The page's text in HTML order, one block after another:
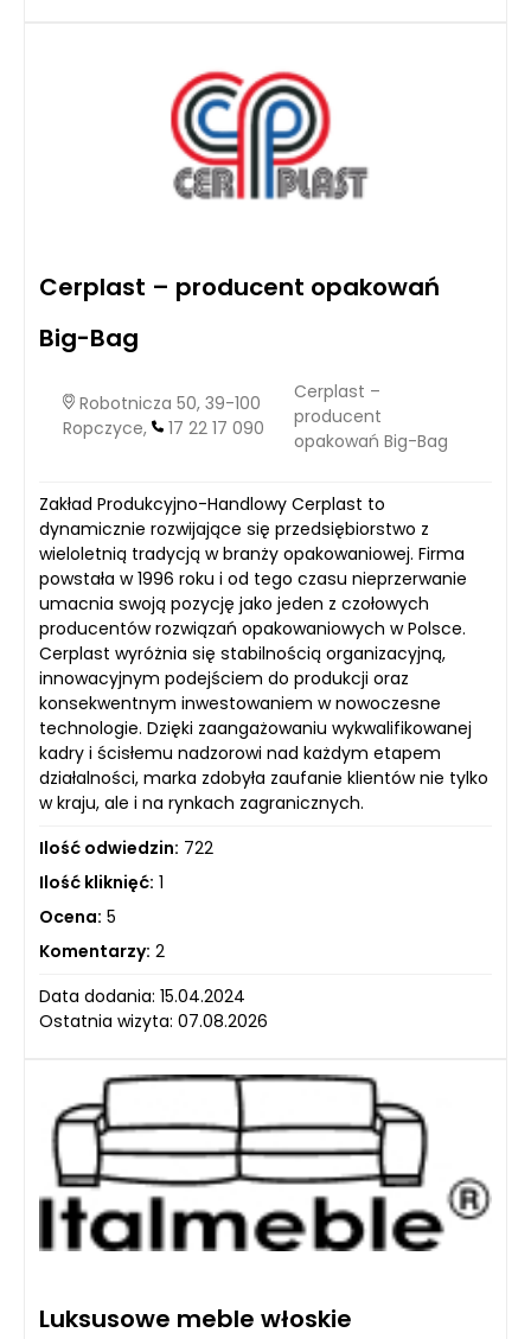
Cerplast – producent opakowań
Big-Bag
Robotnicza 50, 39-100
Ropczyce,
17 22 17 090
Cerplast –
producent
opakowań Big-Bag
Zakład Produkcyjno-Handlowy Cerplast to
dynamicznie rozwijające się przedsiębiorstwo z
wieloletnią tradycją w branży opakowaniowej. Firma
powstała w 1996 roku i od tego czasu nieprzerwanie
umacnia swoją pozycję jako jeden z czołowych
producentów rozwiązań opakowaniowych w Polsce.
Cerplast wyróżnia się stabilnością organizacyjną,
innowacyjnym podejściem do produkcji oraz
konsekwentnym inwestowaniem w nowoczesne
technologie. Dzięki zaangażowaniu wykwalifikowanej
kadry i ścisłemu nadzorowi nad każdym etapem
działalności, marka zdobyła zaufanie klientów nie tylko
w kraju, ale i na rynkach zagranicznych.
Ilość odwiedzin: 722
Ilość kliknięć: 1
Ocena: 5
Komentarzy: 2
Data dodania: 15.04.2024
Ostatnia wizyta: 07.08.2026
Luksusowe meble włoskie